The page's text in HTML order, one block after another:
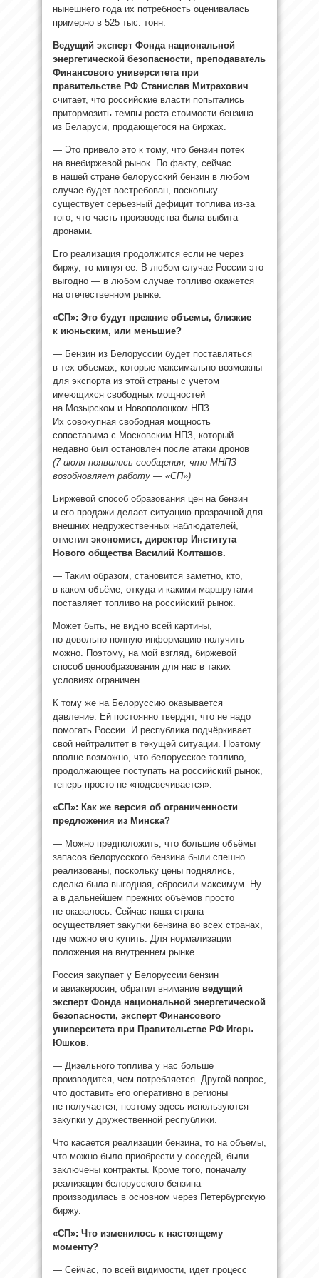
нынешнего года их потребность оценивалась
примерно в 525 тыс. тонн.
Ведущий эксперт Фонда национальной
энергетической безопасности, преподаватель
Финансового университета при
правительстве РФ Станислав Митрахович
считает, что российские власти попытались
притормозить темпы роста стоимости бензина
из Беларуси, продающегося на биржах.
— Это привело это к тому, что бензин потек
на внебиржевой рынок. По факту, сейчас
в нашей стране белорусский бензин в любом
случае будет востребован, поскольку
существует серьезный дефицит топлива из-за
того, что часть производства была выбита
дронами.
Его реализация продолжится если не через
биржу, то минуя ее. В любом случае России это
выгодно — в любом случае топливо окажется
на отечественном рынке.
«СП»: Это будут прежние объемы, близкие
к июньским, или меньшие?
— Бензин из Белоруссии будет поставляться
в тех объемах, которые максимально возможны
для экспорта из этой страны с учетом
имеющихся свободных мощностей
на Мозырском и Новополоцком НПЗ.
Их совокупная свободная мощность
сопоставима с Московским НПЗ, который
недавно был остановлен после атаки дронов
(7 июля появились сообщения, что МНПЗ
возобновляет работу — «СП»)
Биржевой способ образования цен на бензин
и его продажи делает ситуацию прозрачной для
внешних недружественных наблюдателей,
отметил экономист, директор Института
Нового общества Василий Колташов.
— Таким образом, становится заметно, кто,
в каком объёме, откуда и какими маршрутами
поставляет топливо на российский рынок.
Может быть, не видно всей картины,
но довольно полную информацию получить
можно. Поэтому, на мой взгляд, биржевой
способ ценообразования для нас в таких
условиях ограничен.
К тому же на Белоруссию оказывается
давление. Ей постоянно твердят, что не надо
помогать России. И республика подчёркивает
свой нейтралитет в текущей ситуации. Поэтому
вполне возможно, что белорусское топливо,
продолжающее поступать на российский рынок,
теперь просто не «подсвечивается».
«СП»: Как же версия об ограниченности
предложения из Минска?
— Можно предположить, что большие объёмы
запасов белорусского бензина были спешно
реализованы, поскольку цены поднялись,
сделка была выгодная, сбросили максимум. Ну
а в дальнейшем прежних объёмов просто
не оказалось. Сейчас наша страна
осуществляет закупки бензина во всех странах,
где можно его купить. Для нормализации
положения на внутреннем рынке.
Россия закупает у Белоруссии бензин
и авиакеросин, обратил внимание ведущий
эксперт Фонда национальной энергетической
безопасности, эксперт Финансового
университета при Правительстве РФ Игорь
Юшков
— Дизельного топлива у нас больше
производится, чем потребляется. Другой вопрос,
что доставить его оперативно в регионы
не получается, поэтому здесь используются
закупки у дружественной республики.
Что касается реализации бензина, то на объемы,
что можно было приобрести у соседей, были
заключены контракты. Кроме того, поначалу
реализация белорусского бензина
производилась в основном через Петербургскую
биржу.
«СП»: Что изменилось к настоящему
моменту?
— Сейчас, по всей видимости, идет процесс